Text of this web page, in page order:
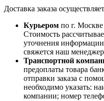
Доставка заказа
Курьером по г.
Стоимость
уточнения информации
свяжется наш
Транспортной
предоплаты товара
отправки заказа с
необходимо указать:
компании; номер